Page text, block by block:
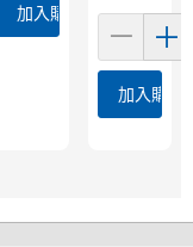
加入購物車
加入購物